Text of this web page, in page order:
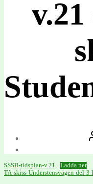
SSSB-tidsplan-v.21
Ladda ner
TA-skiss-Understensvägen-del-